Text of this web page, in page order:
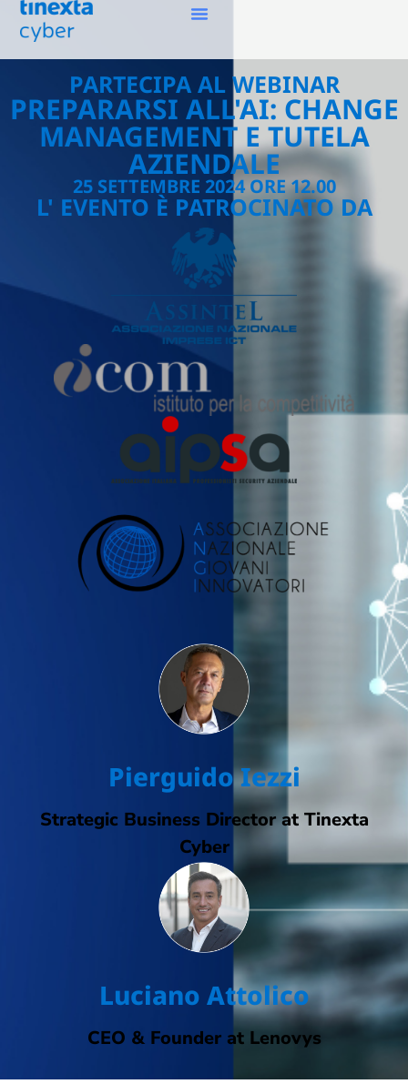
PARTECIPA AL WEBINAR
PREPARARSI ALL'AI: CHANGE
MANAGEMENT E TUTELA
AZIENDALE
25 SETTEMBRE 2024 ORE 12.00
L' EVENTO È PATROCINATO DA
Pierguido Iezzi
Strategic Business Director at Tinexta
Cyber
Luciano Attolico
CEO & Founder at Lenovys